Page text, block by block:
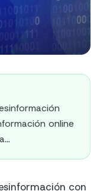
online
con